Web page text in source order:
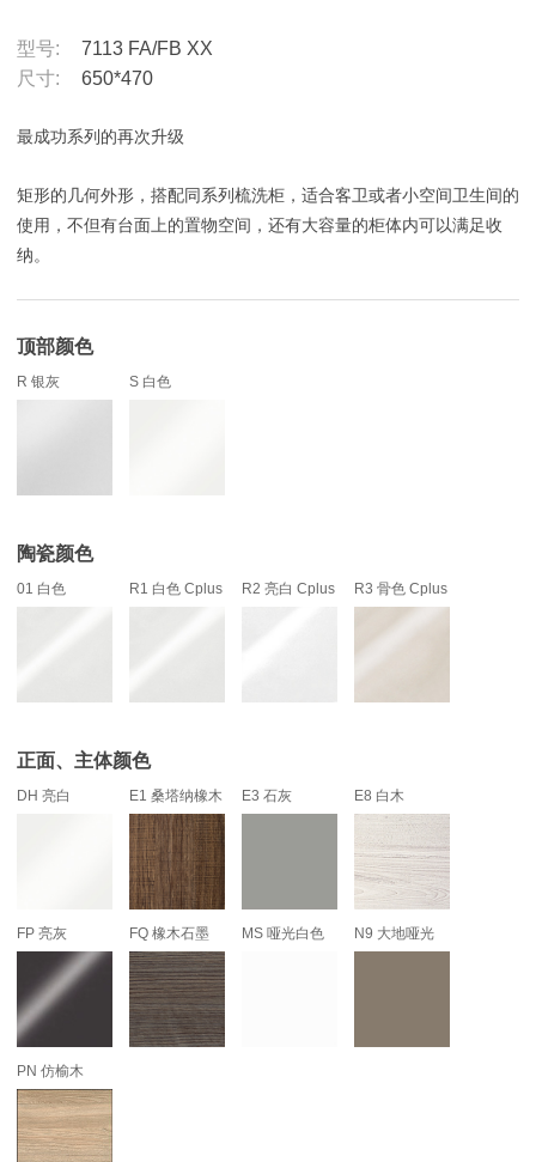
型号:
7113 FA/FB XX
尺寸:
650*470
最成功系列的再次升级
矩形的几何外形，搭配同系列梳洗柜，适合客卫或者小空间卫生间的
使用，不但有台面上的置物空间，还有大容量的柜体内可以满足收
纳。
顶部颜色
R 银灰 S 白色
陶瓷颜色
01 白色 R1 白色 Cplus R2 亮白 Cplus R3 骨色 Cplus
正面、主体颜色
DH 亮白 E1 桑塔纳橡木 E3 石灰 E8 白木
FP 亮灰 FQ 橡木石墨 MS 哑光白色 N9 大地哑光
PN 仿榆木